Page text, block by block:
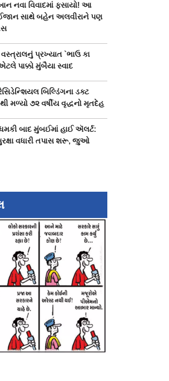
પોતાના પહેલવહેલા
ઇલેક્શનમાં પ્રશાંત કિશોરે
બોલાવ્યો સપાટો
નવા વિવાદમાં ફસાયો! આ
સાથે બહેન અલવીરાને પણ
પ્રખ્યાત `ભાઉ કા
પાક્કો મુંબૈયા સ્વાદ
બિલ્ડિંગના ડક્ટ
મળ્યો ૭૨ વર્ષીય વૃદ્ધનો મૃતદેહ
બાદ મુંબઈમાં હાઈ ઍલર્ટ:
વધારી તપાસ શરૂ, જુઓ